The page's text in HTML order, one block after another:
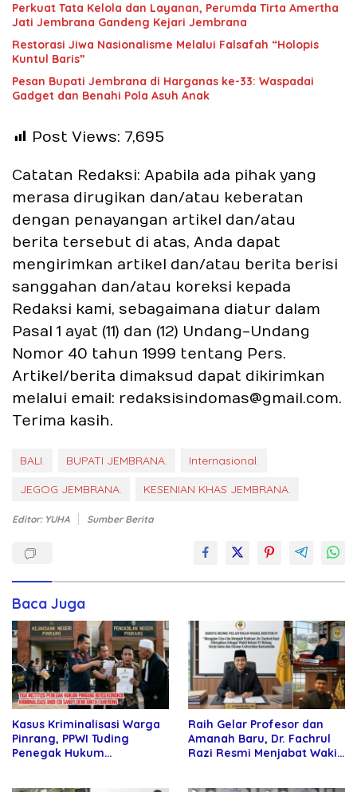
Perkuat Tata Kelola dan Layanan, Perumda Tirta Amertha
Jati Jembrana Gandeng Kejari Jembrana
Restorasi Jiwa Nasionalisme Melalui Falsafah “Holopis
Kuntul Baris”
Pesan Bupati Jembrana di Harganas ke-33: Waspadai
Gadget dan Benahi Pola Asuh Anak
Post Views: 7,695
Catatan Redaksi: Apabila ada pihak yang
merasa dirugikan dan/atau keberatan
dengan penayangan artikel dan/atau
berita tersebut di atas, Anda dapat
mengirimkan artikel dan/atau berita berisi
sanggahan dan/atau koreksi kepada
Redaksi kami, sebagaimana diatur dalam
Pasal 1 ayat (11) dan (12) Undang-Undang
Nomor 40 tahun 1999 tentang Pers.
Artikel/berita dimaksud dapat dikirimkan
melalui email: redaksisindomas@gmail.com.
Terima kasih.
BALI. BUPATI JEMBRANA.
Internasional.
JEGOG JEMBRANA.
KESENIAN KHAS JEMBRANA.
Editor: YUHA Sumber Berita
Baca Juga
Kasus Kriminalisasi Warga
Pinrang, PPWI Tuding
Penegak Hukum
Raih Gelar Profesor dan
Amanah Baru, Dr. Fachrul
Razi Resmi Menjabat Wakil